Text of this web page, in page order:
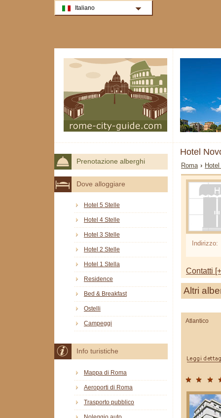
Hotel
Roma ›
Indirizzo:
Contatti
Altri
Atlantico
Prenotazione alberghi
Dove alloggiare
Hotel 5 Stelle
Hotel 4 Stelle
Hotel 3 Stelle
Hotel 2 Stelle
Hotel 1 Stella
Residence
Bed & Breakfast
Ostelli
Campeggi
Info turistiche
Mappa di Roma
Aeroporti di Roma
Trasporto pubblico
Italiano